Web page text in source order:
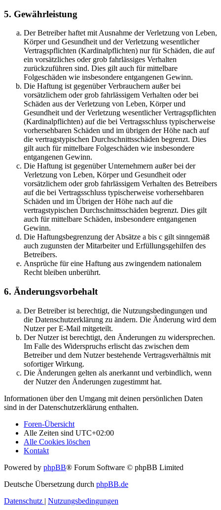
5. Gewährleistung
Der Betreiber haftet mit Ausnahme der Verletzung von Leben,
Körper und Gesundheit und der Verletzung wesentlicher
Vertragspflichten (Kardinalpflichten) nur für Schäden, die auf
ein vorsätzliches oder grob fahrlässiges Verhalten
zurückzuführen sind. Dies gilt auch für mittelbare
Folgeschäden wie insbesondere entgangenen Gewinn.
Die Haftung ist gegenüber Verbrauchern außer bei
vorsätzlichem oder grob fahrlässigem Verhalten oder bei
Schäden aus der Verletzung von Leben, Körper und
Gesundheit und der Verletzung wesentlicher Vertragspflichten
(Kardinalpflichten) auf die bei Vertragsschluss typischerweise
vorhersehbaren Schäden und im übrigen der Höhe nach auf
die vertragstypischen Durchschnittsschäden begrenzt. Dies
gilt auch für mittelbare Folgeschäden wie insbesondere
entgangenen Gewinn.
Die Haftung ist gegenüber Unternehmern außer bei der
Verletzung von Leben, Körper und Gesundheit oder
vorsätzlichem oder grob fahrlässigem Verhalten des Betreibers
auf die bei Vertragsschluss typischerweise vorhersehbaren
Schäden und im Übrigen der Höhe nach auf die
vertragstypischen Durchschnittsschäden begrenzt. Dies gilt
auch für mittelbare Schäden, insbesondere entgangenen
Gewinn.
Die Haftungsbegrenzung der Absätze a bis c gilt sinngemäß
auch zugunsten der Mitarbeiter und Erfüllungsgehilfen des
Betreibers.
Ansprüche für eine Haftung aus zwingendem nationalem
Recht bleiben unberührt.
6. Änderungsvorbehalt
Der Betreiber ist berechtigt, die Nutzungsbedingungen und
die Datenschutzerklärung zu ändern. Die Änderung wird dem
Nutzer per E-Mail mitgeteilt.
Der Nutzer ist berechtigt, den Änderungen zu widersprechen.
Im Falle des Widerspruchs erlischt das zwischen dem
Betreiber und dem Nutzer bestehende Vertragsverhältnis mit
sofortiger Wirkung.
Die Änderungen gelten als anerkannt und verbindlich, wenn
der Nutzer den Änderungen zugestimmt hat.
Informationen über den Umgang mit deinen persönlichen Daten
sind in der Datenschutzerklärung enthalten.
Foren-Übersicht
Alle Zeiten sind UTC+02:00
Alle Cookies löschen
Kontakt
Powered by phpBB® Forum Software © phpBB Limited
Deutsche Übersetzung durch phpBB.de
Datenschutz | Nutzungsbedingungen